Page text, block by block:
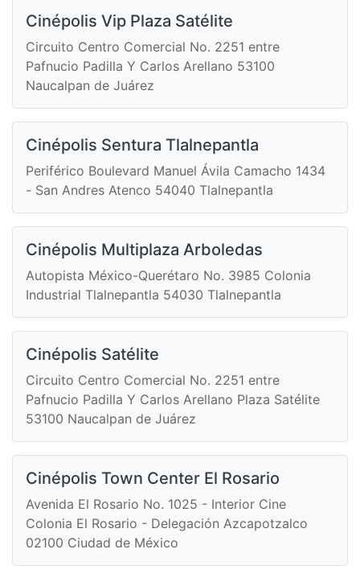
Cinépolis Vip Plaza Satélite
Circuito Centro Comercial No. 2251 entre
Pafnucio Padilla Y Carlos Arellano 53100
Naucalpan de Juárez
Cinépolis Sentura Tlalnepantla
Periférico Boulevard Manuel Ávila Camacho 1434
- San Andres Atenco 54040 Tlalnepantla
Cinépolis Multiplaza Arboledas
Autopista México-Querétaro No. 3985 Colonia
Industrial Tlalnepantla 54030 Tlalnepantla
Cinépolis Satélite
Circuito Centro Comercial No. 2251 entre
Pafnucio Padilla Y Carlos Arellano Plaza Satélite
53100 Naucalpan de Juárez
Cinépolis Town Center El Rosario
Avenida El Rosario No. 1025 - Interior Cine
Colonia El Rosario - Delegación Azcapotzalco
02100 Ciudad de México